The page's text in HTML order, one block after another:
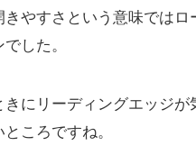
きやすさという意味ではロ
した。
きにリーディングエッジが
と ころですね。